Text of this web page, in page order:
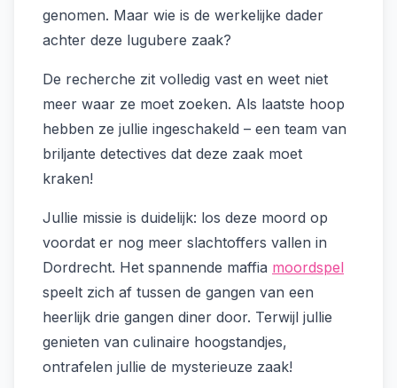
genomen. Maar wie is de werkelijke dader
achter deze lugubere zaak?
De recherche zit volledig vast en weet niet
meer waar ze moet zoeken. Als laatste hoop
hebben ze jullie ingeschakeld – een team van
briljante detectives dat deze zaak moet
kraken!
Jullie missie is duidelijk: los deze moord op
voordat er nog meer slachtoffers vallen in
Dordrecht. Het spannende maffia moordspel
speelt zich af tussen de gangen van een
heerlijk drie gangen diner door. Terwijl jullie
genieten van culinaire hoogstandjes,
ontrafelen jullie de mysterieuze zaak!